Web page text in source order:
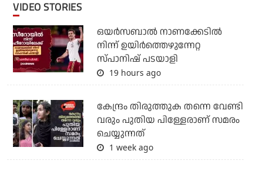
VIDEO STORIES
ഒയര്‍സബാൽ നാണക്കേടിൽ
നിന്ന് ഉയിർത്തെഴുന്നേറ്റ
സ്പാനിഷ് പടയാളി
19 hours ago
കേന്ദ്രം തിരുത്തുക തന്നെ വേണ്ടി
വരും പുതിയ പിള്ളേരാണ് സമരം
ചെയ്യുന്നത്
1 week ago